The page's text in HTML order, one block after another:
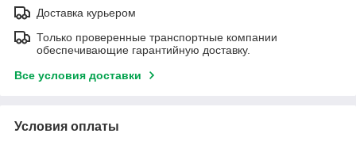
Доставка курьером
Только проверенные транспортные компании
обеспечивающие гарантийную доставку.
Все условия доставки
Условия оплаты